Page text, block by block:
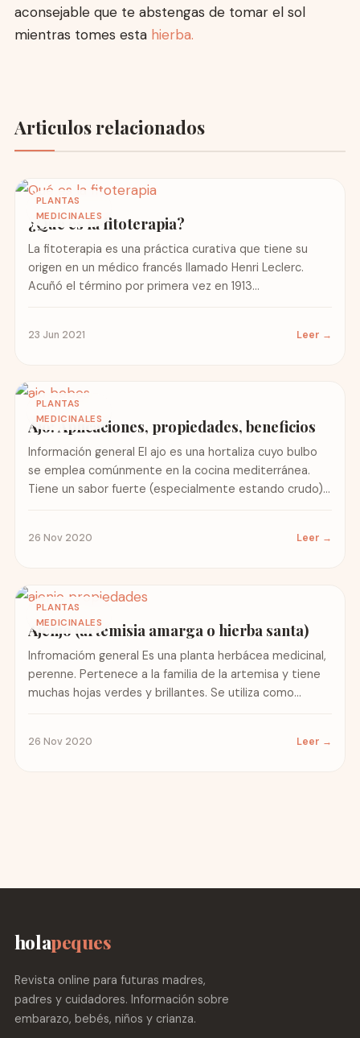
aconsejable que te abstengas de tomar el sol
mientras tomes esta hierba.
Articulos relacionados
PLANTAS
MEDICINALES
¿Qué es la fitoterapia?
La fitoterapia es una práctica curativa que tiene su
origen en un médico francés llamado Henri Leclerc.
Acuñó el término por primera vez en 1913...
23 Jun 2021 Leer →
PLANTAS
MEDICINALES
Ajo: Aplicaciones, propiedades, beneficios
Información general El ajo es una hortaliza cuyo bulbo
se emplea comúnmente en la cocina mediterránea.
Tiene un sabor fuerte (especialmente estando crudo)
26 Nov 2020 Leer →
PLANTAS
MEDICINALES
Ajenjo (artemisia amarga o hierba santa)
Infromacióm general Es una planta herbácea medicinal,
perenne. Pertenece a la familia de la artemisa y tiene
muchas hojas verdes y brillantes. Se utiliza como...
26 Nov 2020 Leer →
holapeques
Revista online para futuras madres,
padres y cuidadores. Información sobre
embarazo, bebés, niños y crianza.